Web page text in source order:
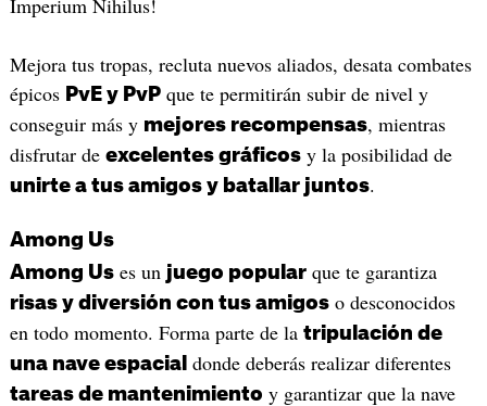
Imperium Nihilus!
Mejora tus tropas, recluta nuevos aliados, desata combates
épicos PvE y PvPque te permitirán subir de nivel y
conseguir más y mejores recompensas, mientras
disfrutar de excelentes gráficosy la posibilidad de
unirte a tus amigos y batallar juntos.
Among Us
Among Uses un juego popularque te garantiza
risas y diversión con tus amigoso desconocidos
en todo momento. Forma parte de la tripulación de
una nave espacial donde deberás realizar diferentes
tareas de mantenimiento y garantizar que la nave